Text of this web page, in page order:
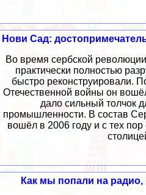
Нови Сад:
Во время сербской
практически полностью
быстро реконструировали.
Отечественной войны он
дало сильный толчок
промышленности. В состав
вошёл в 2006 году и с тех пор
Как мы попали на